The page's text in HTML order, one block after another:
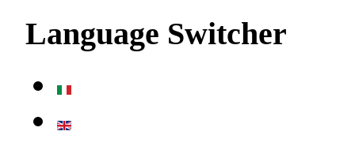
Language Switcher